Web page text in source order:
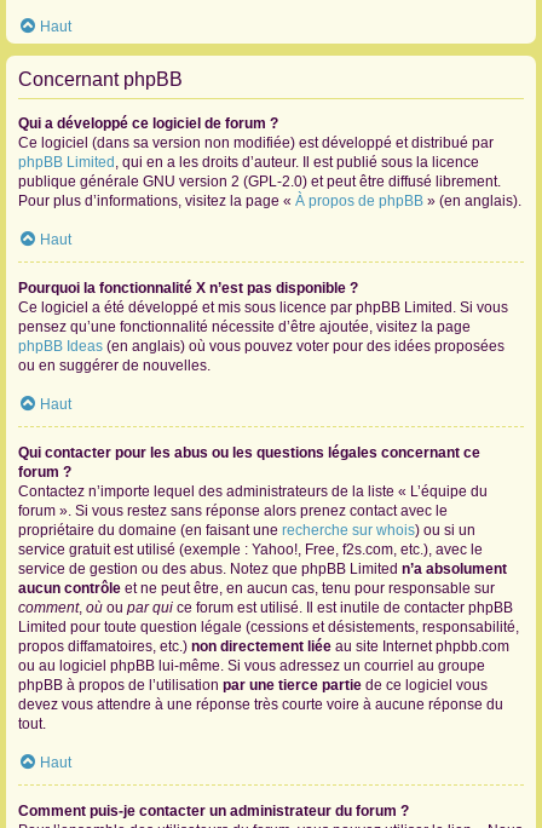
Haut
Concernant phpBB
Qui a développé ce logiciel de forum ?
Ce logiciel (dans sa version non modifiée) est développé et distribué par
phpBB Limited , qui en a les droits d’auteur. Il est publié sous la licence
publique générale GNU version 2 (GPL-2.0) et peut être diffusé librement.
Pour plus d’informations, visitez la page « À propos de phpBB » (en anglais).
Haut
Pourquoi la fonctionnalité X n’est pas disponible ?
Ce logiciel a été développé et mis sous licence par phpBB Limited. Si vous
pensez qu’une fonctionnalité nécessite d’être ajoutée, visitez la page
phpBB Ideas (en anglais) où vous pouvez voter pour des idées proposées
ou en suggérer de nouvelles.
Haut
Qui contacter pour les abus ou les questions légales concernant ce
forum ?
Contactez n’importe lequel des administrateurs de la liste « L’équipe du
forum ». Si vous restez sans réponse alors prenez contact avec le
propriétaire du domaine (en faisant une recherche sur whois) ou si un
service gratuit est utilisé (exemple : Yahoo!, Free, f2s.com, etc.), avec le
service de gestion ou des abus. Notez que phpBB Limited n’a absolument
aucun contrôle et ne peut être, en aucun cas, tenu pour responsable sur
comment, où ou par qui ce forum est utilisé. Il est inutile de contacter phpBB
Limited pour toute question légale (cessions et désistements, responsabilité,
propos diffamatoires, etc.) non directement liée au site Internet phpbb.com
ou au logiciel phpBB lui-même. Si vous adressez un courriel au groupe
phpBB à propos de l’utilisation par une tierce partie de ce logiciel vous
devez vous attendre à une réponse très courte voire à aucune réponse du
tout.
Haut
Comment puis-je contacter un administrateur du forum ?